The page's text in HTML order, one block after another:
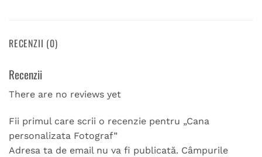
RECENZII (0)
Recenzii
There are no reviews yet
Fii primul care scrii o recenzie pentru „Cana
personalizata Fotograf”
Adresa ta de email nu va fi publicată. Câmpurile